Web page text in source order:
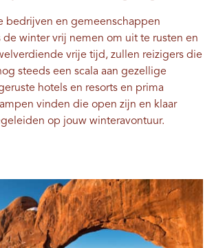
bedrijven en gemeenschappen
winter vrij nemen om uit te rusten en
vrije tijd, zullen reizigers die
steeds een scala aan gezellige
hotels en resorts en prima
vinden die open zijn en klaar
op jouw winteravontuur.